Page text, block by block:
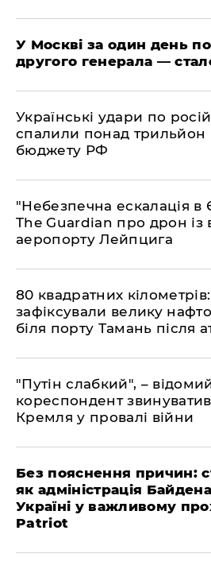
​У Москві за один день
другого генерала —
​Українські удари по
спалили понад трильйон
бюджету РФ
​"Небезпечна ескалація в
The Guardian про дрон із
аеропорту Лейпцига
​80 квадратних
зафіксували велику
біля порту Тамань після
"Путін слабкий", –
кореспондент
Кремля у провалі війни
​Без пояснення причин:
як адміністрація
Україні у важливому
Patriot